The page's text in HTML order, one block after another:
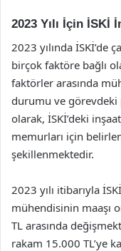
2023 Yılı İçin İSKİ
2023 yılında İSKİ’de
birçok faktöre bağlı
faktörler arasında
durumu ve görevdeki
olarak, İSKİ’deki
memurları için
şekillenmektedir.
2023 yılı itibarıyla
mühendisinin maaşı
TL arasında
rakam 15.000 TL’ye